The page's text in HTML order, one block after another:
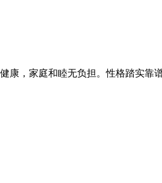
康，家庭和睦无负担。性格踏实